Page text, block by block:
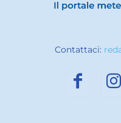
Contattaci: